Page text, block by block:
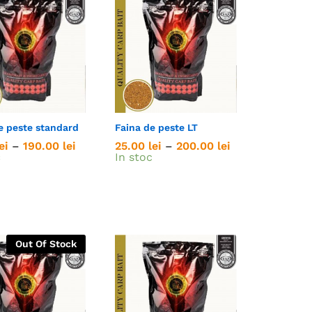
peste standard
– 190.00 lei Interval
190.00 lei
Faina de peste LT
25.00 lei – 200.00 leiInterval
In stoc
25.00 lei 200.00 lei
Out Of Stock